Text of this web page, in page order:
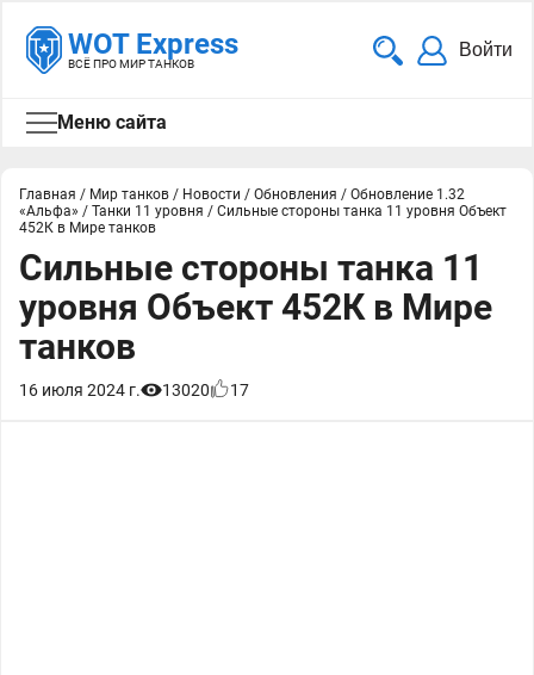
WOT Express
ВСЁ ПРО МИР ТАНКОВ
Войти
Меню сайта
Главная / Мир танков / Новости / Обновления / Обновление 1.32
«Альфа» / Танки 11 уровня / Сильные стороны танка 11 уровня Объект
452К в Мире танков
Сильные стороны танка 11
уровня Объект 452К в Мире
танков
16 июля 2024 г. 13020 17